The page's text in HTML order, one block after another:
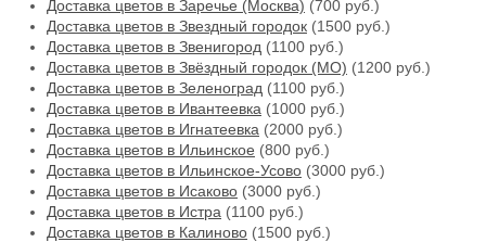
Доставка цветов в Заречье (Москва) (700 руб.)
Доставка цветов в Звездный городок (1500 руб.)
Доставка цветов в Звенигород (1100 руб.)
Доставка цветов в Звёздный городок (МО) (1200 руб.)
Доставка цветов в Зеленоград (1100 руб.)
Доставка цветов в Ивантеевка (1000 руб.)
Доставка цветов в Игнатеевка (2000 руб.)
Доставка цветов в Ильинское (800 руб.)
Доставка цветов в Ильинское-Усово (3000 руб.)
Доставка цветов в Исаково (3000 руб.)
Доставка цветов в Истра (1100 руб.)
Доставка цветов в Калиново (1500 руб.)